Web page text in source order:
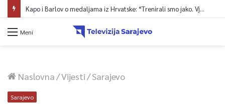
Kapo i Barlov o medaljama iz Hrvatske: “Trenirali smo jako. Vjerovali smo”
Meni
Naslovna/Vijesti/Sarajevo
Sarajevo